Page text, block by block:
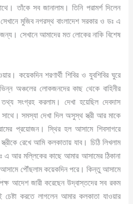
তাঁকে সব জানালাম। তিনি পরামর্শ দিলেন
মুজিব নগরস্থ বাংলাদেশ সরকার ও ডঃ এ
সেখানে আমাদের মত লোকের নাকি বিশেষ
কয়েকদিন শরণার্থী শিবির ও যুবশিবির ঘুরে
অঞ্চলের লোকজনদের কাছ থেকে বাহিনীর
সংগ্রহ করলাম। দেখা হয়েছিল দেবদাস
সমস্যা দেখা দিল অসুস্থ স্ত্রী আর মাকে
প্রয়োজন। স্থির হল আসামে শিবসাগরে
রেখে আমি কলকাতায় যাব। চিঠি লিখলাম
এ আর মল্লিকের কাছে আমার আসামের ঠিকানা
আসামে পৌঁছলাম কয়েকদিন পরে। কিন্তু আসামে
আদেশ জারী করেছেন উদ্বাস্তদের সব রকম
করতে লাগলেন আমার কলকাতা যাওয়ার